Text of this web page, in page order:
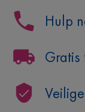
Hulp
Gratis